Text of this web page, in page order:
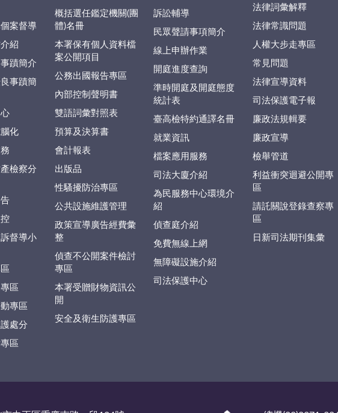
案督導
紹
蹟簡介
事蹟簡
化
檢察分
督導小
區
專區
處分
區
概括選任鑑定機關(團
體)名冊
本署保有個人資料檔
案公開項目
公務出國報告專區
內部控制聲明書
雙語詞彙對照表
預算及決算書
會計報表
出版品
性騷擾防治專區
公共設施維護管理
政策宣導廣告經費彙
整
偵查不公開案件檢討
專區
本署受贈財物資訊公
開
安全及衛生防護專區
訴訟輔導
民眾聲請事項簡介
線上申辦作業
開庭進度查詢
準時開庭及開庭態度
統計表
臺高檢特約通譯名冊
就業資訊
檔案應用服務
司法大廈介紹
為民服務中心環境介
紹
偵查庭介紹
免費無線上網
無障礙設施介紹
司法保護中心
法律詞彙解釋
法律常識問題
人權大步走專區
常見問題
法律宣導資料
司法保護電子報
廉政法規輯要
廉政宣導
檢舉管道
利益衝突迴避公開專
區
請託關說登錄查察專
區
日新司法期刊集彙